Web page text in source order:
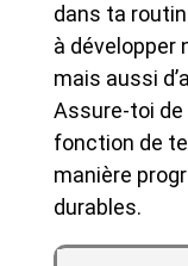
dans ta
à développer
mais aussi
Assure-toi
fonction de
manière
durables.